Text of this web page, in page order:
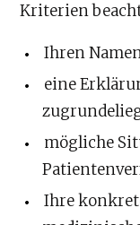
Kriterien
Ihren
eine
mögliche
Ihre